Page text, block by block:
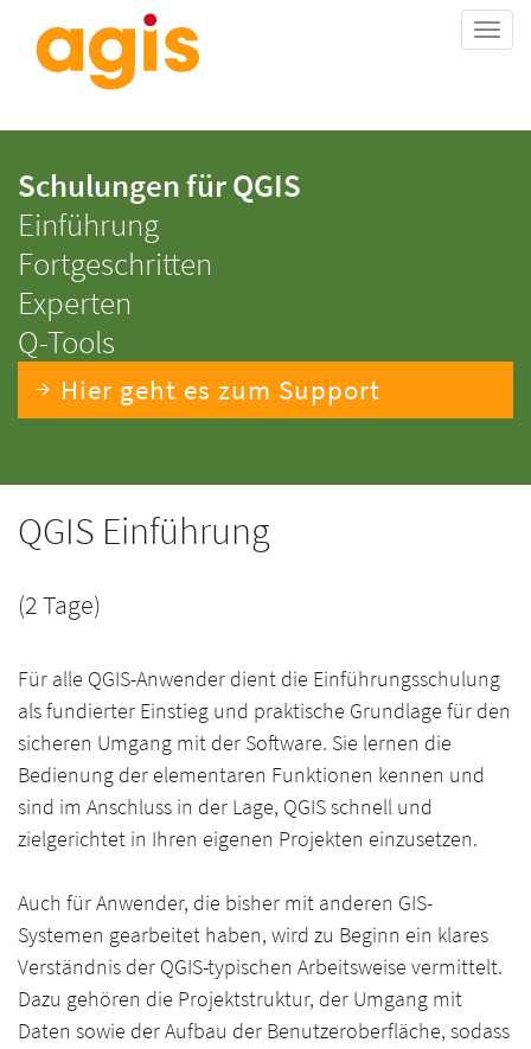
Schulungen für QGIS
Einführung
Fortgeschritten
Experten
Q-Tools
Hier geht es zum Support
QGIS Einführung
(2 Tage)
Für alle QGIS-Anwender dient die Einführungsschulung
als fundierter Einstieg und praktische Grundlage für den
sicheren Umgang mit der Software. Sie lernen die
Bedienung der elementaren Funktionen kennen und
sind im Anschluss in der Lage, QGIS schnell und
zielgerichtet in Ihren eigenen Projekten einzusetzen.
Auch für Anwender, die bisher mit anderen GIS-
Systemen gearbeitet haben, wird zu Beginn ein klares
Verständnis der QGIS-typischen Arbeitsweise vermittelt.
Dazu gehören die Projektstruktur, der Umgang mit
Daten sowie der Aufbau der Benutzeroberfläche, sodass